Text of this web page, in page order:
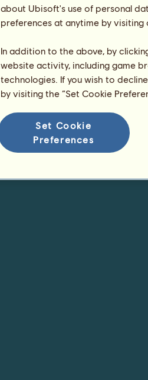
about Ubisoft's use of personal
preferences at anytime by
In addition to the above, by
website activity, including game
technologies. If you wish to
by visiting the “Set Cookie
Set Cookie
Preferences